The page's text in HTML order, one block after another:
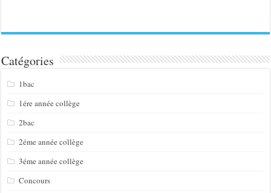
Catégories
1bac
1ére année collège
2bac
2éme année collège
3éme année collège
Concours